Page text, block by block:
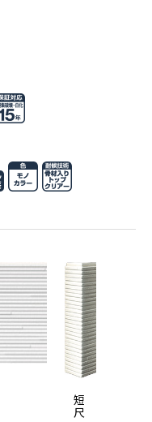
短
尺